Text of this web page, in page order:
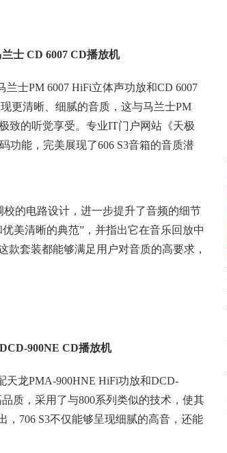
士 CD 6007 CD播放机
士PM 6007 HiFi立体声功放和CD 6007
更清晰、细腻的音质，这与马兰士PM
致的听觉享受。专业IT门户网站《天极
功能，完美展现了606 S3音箱的音质潜
的电路设计，进一步提升了音频的细节
美清晰的典范”，并指出它在音乐回放中
套装都能够满足用户对音质的高要求，
900NE CD播放机
天龙PMA-900HNE HiFi功放和DCD-
质，采用了与800系列类似的技术，使其
706 S3不仅能够呈现细腻的高音，还能